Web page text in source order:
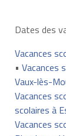
Dates des
Vacances
• Vacances
Vaux-lès-
Vacances
scolaires à
Vacances